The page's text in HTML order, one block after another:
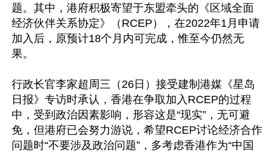
题。其中，港府积极寄望于东盟牵头的《区域全面
经济伙伴关系协定》（RCEP），在2022年1月申请
加入后，原预计18个月内可完成，惟至今仍然无
果。
行政长官李家超周三（26日）接受建制港媒《星岛
日报》专访时承认，香港在争取加入RCEP的过程
中，受到政治因素影响，形容这是“现实”，无可避
免，但港府已会努力游说，希望RCEP讨论经济合作
问题时“不要涉及政治问题”，多考虑香港作为“中国